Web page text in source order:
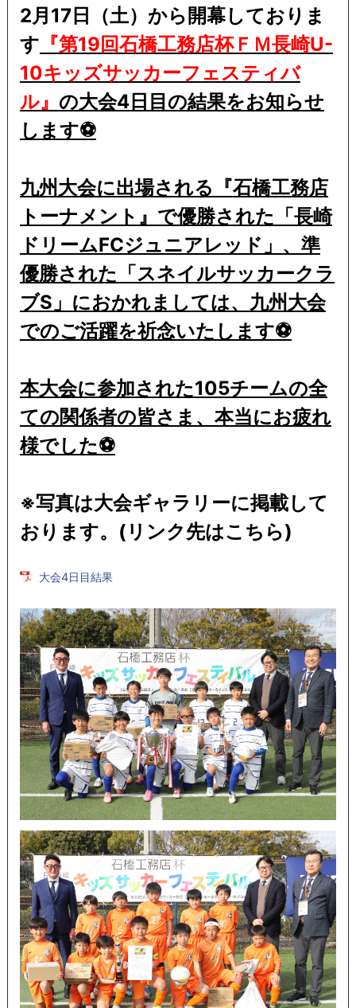
2月17日（土）から開幕しておりま
す 『第19回石橋工務店杯ＦＭ長崎U-
10キッズサッカーフェスティバ
ル』 の大会4日目の結果をお知らせ
します⚽
九州大会に出場される『石橋工務店
トーナメント』で優勝された「長崎
ドリームFCジュニアレッド」、準
優勝された「スネイルサッカークラ
ブS」におかれましては、九州大会
でのご活躍を祈念いたします⚽
本大会に参加された105チームの全
ての関係者の皆さま、本当にお疲れ
様でした⚽
※写真は大会ギャラリーに掲載して
おります。(リンク先はこちら)
大会4日目結果